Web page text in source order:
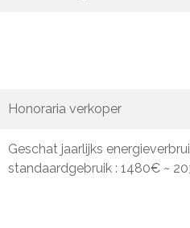
Honoraria verkoper
Geschat jaarlijks
standaardgebruik : 1480€ ~